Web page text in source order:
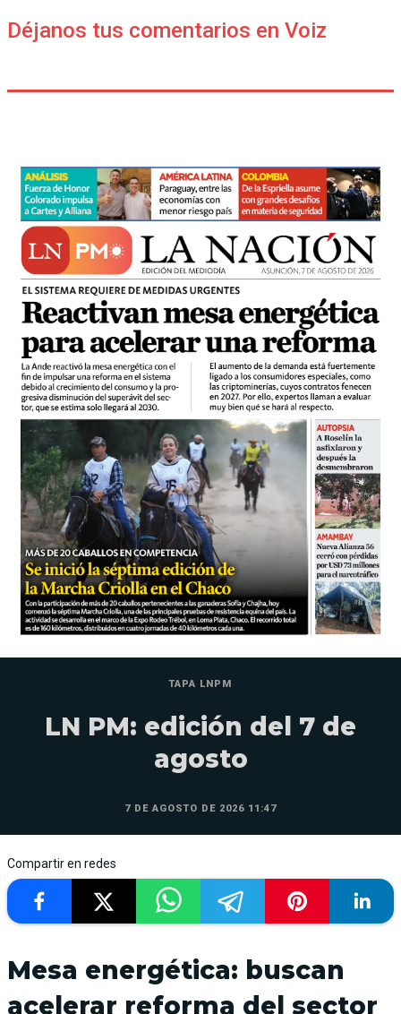
Déjanos tus comentarios en Voiz
TAPA LNPM
LN PM: edición del 7 de
agosto
7 DE AGOSTO DE 2026 11:47
Compartir en redes
Mesa energética: buscan
acelerar reforma del sector